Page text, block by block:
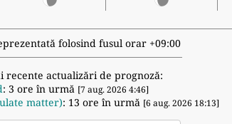
folosind fusul orar +09:00
recente actualizări de prognoză:
: 3 ore în urmă [7 aug. 2026 4:46]
matter): 13 ore în urmă [6 aug. 2026 18:13]